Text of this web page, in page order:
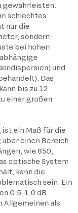
gewährleisten.
schlechtes
nur die
sondern
bei hohen
und
Das
bis zu 12
einer großen
ein Maß für die
einen Bereich
wie 850,
optische System
kann die
sein. Ein
0,5-1,0 dB
Allgemeinen als